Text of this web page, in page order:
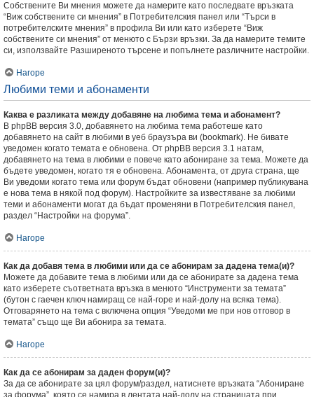
Собствените Ви мнения можете да намерите като последвате връзката
“Виж собствените си мнения” в Потребителския панел или “Търси в
потребителските мнения” в профила Ви или като изберете “Виж
собствените си мнения” от менюто с Бързи връзки. За да намерите темите
си, използвайте Разширеното търсене и попълнете различните настройки.
Нагоре
Любими теми и абонаменти
Каква е разликата между добавяне на любима тема и абонамент?
В phpBB версия 3.0, добавянето на любима тема работеше като
добавянето на сайт в любими в уеб браузъра ви (bookmark). Не бивате
уведомен когато темата е обновена. От phpBB версия 3.1 натам,
добавянето на тема в любими е повече като абониране за тема. Можете да
бъдете уведомен, когато тя е обновена. Абонамента, от друга страна, ще
Ви уведоми когато тема или форум бъдат обновени (например публикувана
е нова тема в някой под форум). Настройките за известяване за любими
теми и абонаменти могат да бъдат променяни в Потребителския панел,
раздел “Настройки на форума”.
Нагоре
Как да добавя тема в любими или да се абонирам за дадена тема(и)?
Можете да добавите тема в любими или да се абонирате за дадена тема
като изберете съответната връзка в менюто “Инструменти за темата”
(бутон с гаечен ключ намиращ се най-горе и най-долу на всяка тема).
Отговарянето на тема с включена опция “Уведоми ме при нов отговор в
темата” също ще Ви абонира за темата.
Нагоре
Как да се абонирам за даден форум(и)?
За да се абонирате за цял форум/раздел, натиснете връзката “Абониране
за форума”, която се намира в лентата най-долу на страницата при